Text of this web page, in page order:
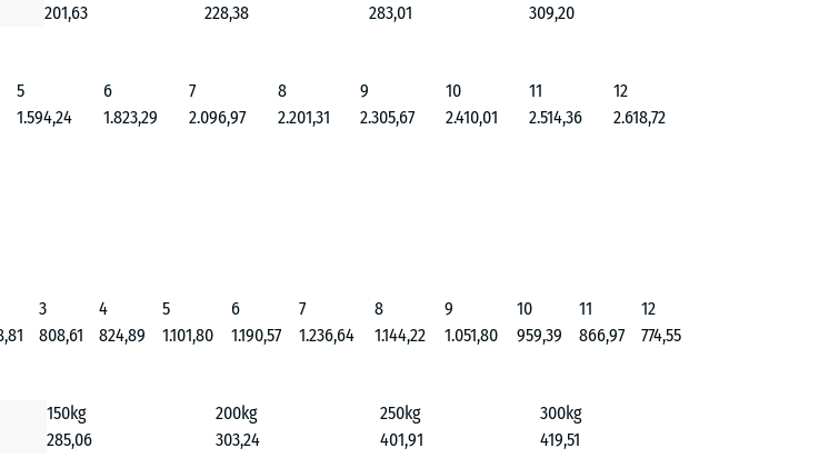
201,63 228,38 283,01 309,20
5 6 7 8 9 10 11
12
1.594,24 1.823,29 2.096,97 2.201,31 2.305,67 2.410,01 2.514,36 2.618,72
3 4 5 6 7 8 9 10 11
12
808,61 824,89 1.101,80 1.190,57 1.236,64 1.144,22 1.051,80 959,39 866,97 774,55
150kg 200kg 250kg
300kg
285,06 303,24 401,91 419,51